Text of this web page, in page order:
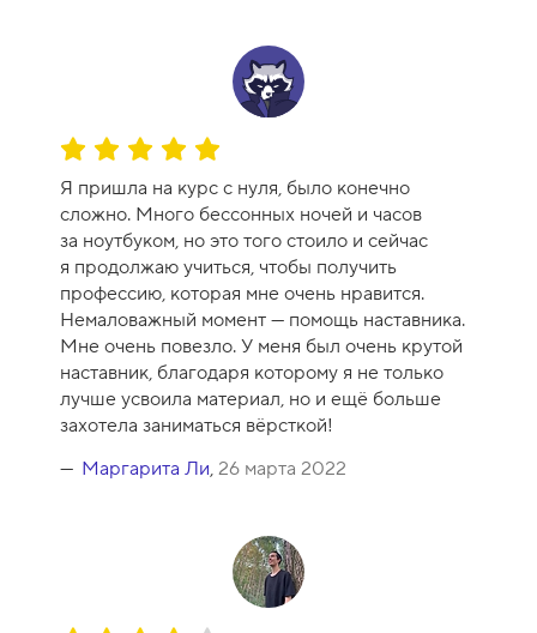
1
0
О
е
н
к
а
к
у
р
с
а
-
1
Я пришла на курс с нуля, было конечно
сложно. Много бессонных ночей и часов
за ноутбуком, но это того стоило и сейчас
я продолжаю учиться, чтобы получить
профессию, которая мне очень нравится.
Немаловажный момент — помощь наставника.
Мне очень повезло. У меня был очень крутой
наставник, благодаря которому я не только
лучше усвоила материал, но и ещё больше
захотела заниматься вёрсткой!
Маргарита Ли, 26 марта 2022